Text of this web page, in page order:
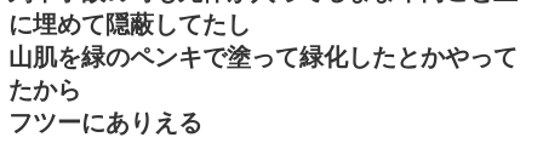
に埋めて隠蔽してたし
山肌を緑のペンキで塗って緑化したとかやって
たから
フツーにありえる